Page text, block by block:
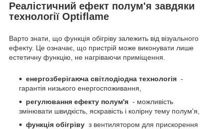
енергозберігаюча світлодіодна технологія -
гарантія низького енергоспоживання,
регулювання ефекту полум'я - можливість
змінювати швидкість, яскравість і колірну тему полум'я,
функція обігріву з вентилятором для прискорення
Варто знати, що функція обігріву залежить від візуального
ефекту. Це означає, що пристрій може виконувати лише
естетичну функцію, не нагріваючи приміщення.
Реалістичний ефект полум'я завдяки
технології Optiflame